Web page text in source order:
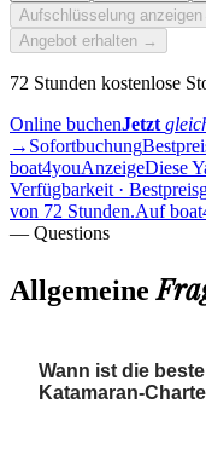
Aufschlüsselung anzeigen
Angebot erhalten →
72 Stunden kostenlose
Online buchenJetzt
→ Sofortbuchung
boat4youAnzeigeDiese
Verfügbarkeit ·
von 72 Stunden.Auf
— Questions
Allgemeine
Wann ist die
Katamaran-